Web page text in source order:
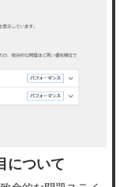
について